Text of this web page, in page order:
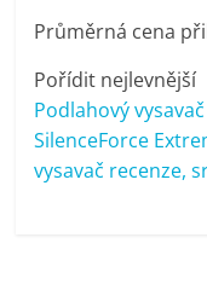
Elektro
OK,
recenze,
pračky,
televize,
notebooky,
Průměrná cena
Pořídit nejlevnější
Podlahový
SilenceForce
vysavač recenze,